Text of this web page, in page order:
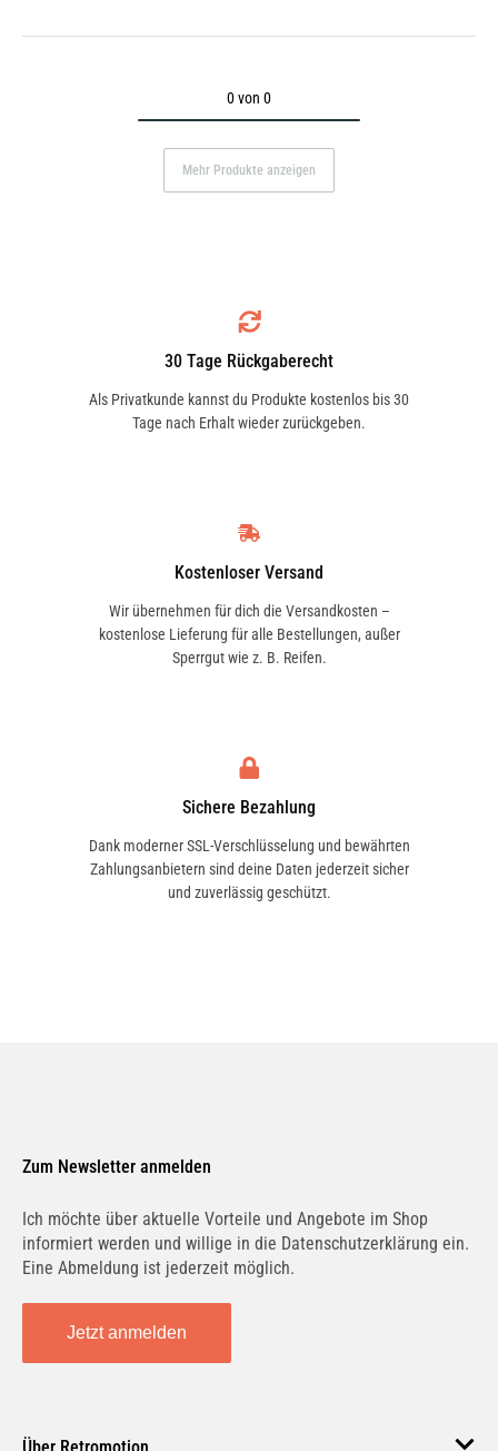
0 von 0
Mehr Produkte anzeigen
30 Tage Rückgaberecht
Als Privatkunde kannst du Produkte kostenlos bis 30
Tage nach Erhalt wieder zurückgeben.
Kostenloser Versand
Wir übernehmen für dich die Versandkosten –
kostenlose Lieferung für alle Bestellungen, außer
Sperrgut wie z. B. Reifen.
Sichere Bezahlung
Dank moderner SSL-Verschlüsselung und bewährten
Zahlungsanbietern sind deine Daten jederzeit sicher
und zuverlässig geschützt.
Zum Newsletter anmelden
Ich möchte über aktuelle Vorteile und Angebote im Shop
informiert werden und willige in die Datenschutzerklärung ein.
Eine Abmeldung ist jederzeit möglich.
Jetzt anmelden